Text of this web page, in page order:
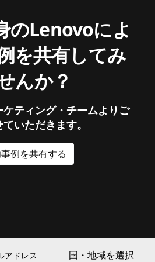
のLenovoによ
を共有してみ
んか？
ティング・チームよりご
いただきます。
例を共有する
アドレス 国・地域を選択